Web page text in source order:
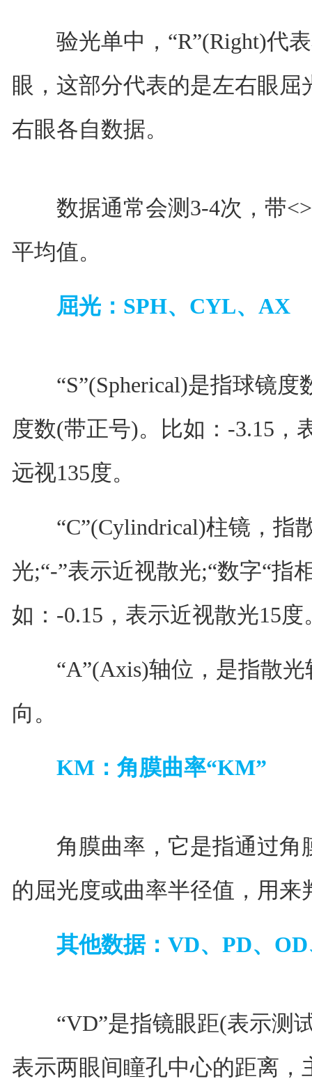
验光单中，“R”(Right)代表
眼，这部分代表的是左右眼
右眼各自数据。
数据通常会测3-4次，带<>
平均值。
屈光：SPH、CYL、AX
“S”(Spherical)是指球镜度
度数(带正号)。比如：-3.15，
远视135度。
“C”(Cylindrical)柱镜，指
光;“-”表示近视散光;“数字“指
如：-0.15，表示近视散光15度
“A”(Axis)轴位，是指散光
向。
KM：角膜曲率“KM”
角膜曲率，它是指通过角
的屈光度或曲率半径值，用
其他数据：VD、PD、OD
“VD”是指镜眼距(表示测试
表示两眼间瞳孔中心的距离，